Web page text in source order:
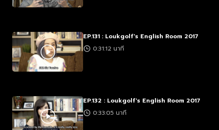
EP.131 : Loukgolf's English Room 2017
0:31:12 นาที
EP.132 : Loukgolf's English Room 2017
0:33:05 นาที